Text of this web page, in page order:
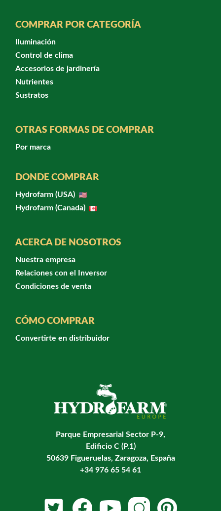
COMPRAR POR CATEGORÍA
Iluminación
Control de clima
Accesorios de jardinería
Nutrientes
Sustratos
OTRAS FORMAS DE COMPRAR
Por marca
DONDE COMPRAR
Hydrofarm (USA)
Hydrofarm (Canada)
ACERCA DE NOSOTROS
Nuestra empresa
Relaciones con el Inversor
Condiciones de venta
CÓMO COMPRAR
Convertirte en distribuidor
Parque Empresarial Sector P-9,
Edificio C (P.1)
50639 Figueruelas, Zaragoza, España
+34 976 65 54 61